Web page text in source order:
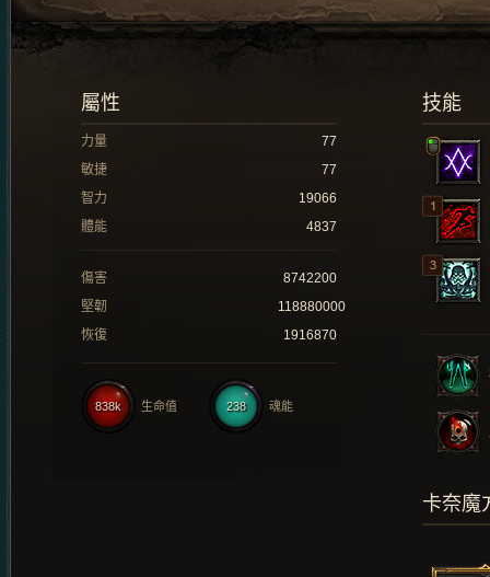
技能
屬性
力量
77
敏捷
77
智力
19066
體能
4837
傷害
8742200
堅韌
118880000
恢復
1916870
238 魂能
838k 生命值
卡奈魔